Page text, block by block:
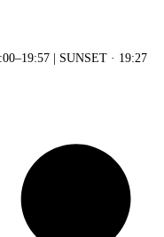
| SUNSET · 19:27